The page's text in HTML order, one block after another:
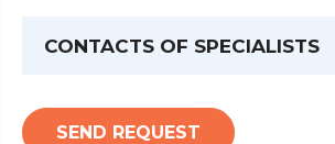
CONTACTS OF SPECIALISTS
SEND REQUEST